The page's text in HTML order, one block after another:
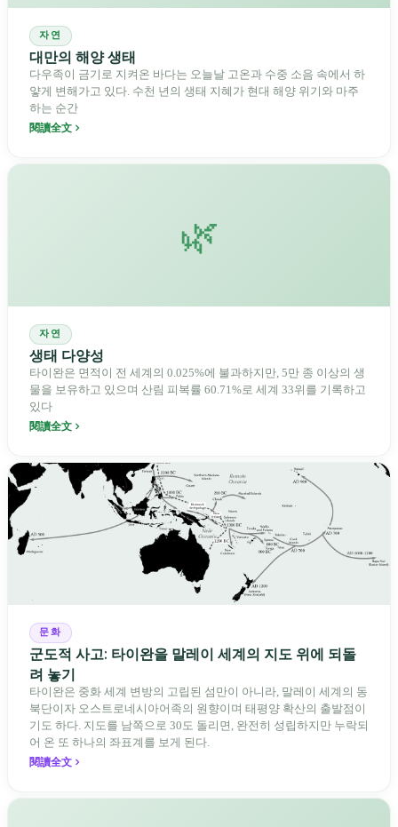
자연
대만의 해양 생태
다우족이 금기로 지켜온 바다는 오늘날 고온과 수중 소음 속에서 하
얗게 변해가고 있다. 수천 년의 생태 지혜가 현대 해양 위기와 마주
하는 순간
閱讀全文
🌿
자연
생태 다양성
타이완은 면적이 전 세계의 0.025%에 불과하지만, 5만 종 이상의 생
물을 보유하고 있으며 산림 피복률 60.71%로 세계 33위를 기록하고
있다
閱讀全文
문화
군도적 사고: 타이완을 말레이 세계의 지도 위에 되돌
려 놓기
타이완은 중화 세계 변방의 고립된 섬만이 아니라, 말레이 세계의 동
북단이자 오스트로네시아어족의 원향이며 태평양 확산의 출발점이
기도 하다. 지도를 남쪽으로 30도 돌리면, 완전히 성립하지만 누락되
어 온 또 하나의 좌표계를 보게 된다.
閱讀全文